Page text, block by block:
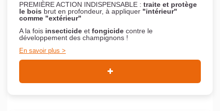
PREMIÈRE ACTION INDISPENSABLE : traite et protège
le bois brut en profondeur, à appliquer "intérieur"
comme "extérieur"
A la fois insecticide et fongicide contre le
développement des champignons !
En savoir plus